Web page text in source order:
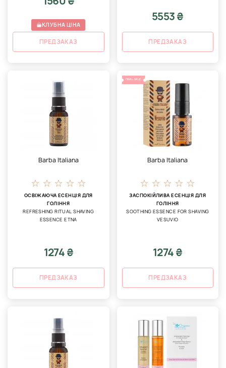
КЛУБНА ЦІНА
ПРЕДЗАКАЗ
5553 ₴
ПРЕДЗАКАЗ
Barba Italiana
ОСВІЖАЮЧА ЕСЕНЦІЯ ДЛЯ
ГОЛІННЯ
REFRESHING RITUAL SHAVING
ESSENCE ETNA
1274 ₴
ПРЕДЗАКАЗ
FINAL SALE
Barba Italiana
ЗАСПОКІЙЛИВА ЕСЕНЦІЯ ДЛЯ
ГОЛІННЯ
SOOTHING ESSENCE FOR SHAVING
VESUVIO
1274 ₴
ПРЕДЗАКАЗ